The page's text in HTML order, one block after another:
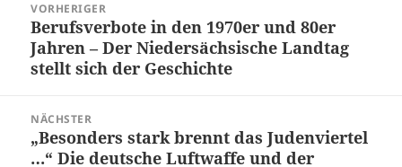
VORHERIGER
Vorheriger
Beitrag:
Berufsverbote in den 1970er und 80er
Jahren – Der Niedersächsische Landtag
stellt sich der Geschichte
NÄCHSTER
Nächster
Beitrag:
„Besonders stark brennt das Judenviertel
…“ Die deutsche Luftwaffe und der